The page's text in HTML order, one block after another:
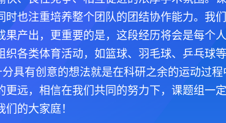
时也注重培养整个团队的团结协作能力。我
果产出，更重要的是，这段经历将会是每个
各类体育活动，如篮球、羽毛球、乒乓球
具有创意的想法就是在科研之余的运动过
更远，相信在我们共同的努力下，课题组一
的大家庭！